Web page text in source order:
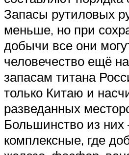
Запасы рутиловых
меньше, но при
добычи все они
человечество ещё
запасам титана
только Китаю и
разведанных
Большинство из
комплексные, где